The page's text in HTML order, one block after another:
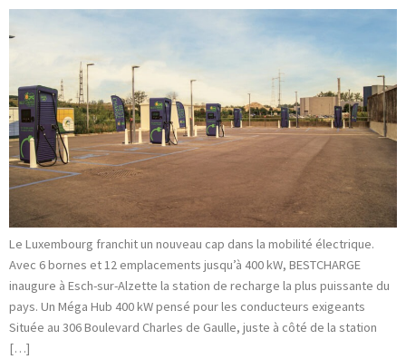
Le Luxembourg franchit un nouveau cap dans la mobilité électrique.
Avec 6 bornes et 12 emplacements jusqu’à 400 kW, BESTCHARGE
inaugure à Esch-sur-Alzette la station de recharge la plus puissante du
pays. Un Méga Hub 400 kW pensé pour les conducteurs exigeants
Située au 306 Boulevard Charles de Gaulle, juste à côté de la station
[…]